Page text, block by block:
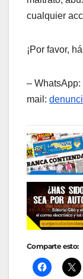
cualquier
¡Por favor,
– WhatsApp:
mail:
Comparte esto: